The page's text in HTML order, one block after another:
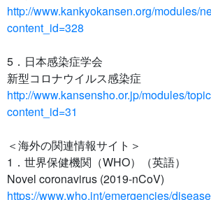
http://www.kankyokansen.org/modules/
content_id=328
5．日本感染症学会
新型コロナウイルス感染症
http://www.kansensho.or.jp/modules/
content_id=31
＜海外の関連情報サイト＞
1．世界保健機関（WHO）（英語）
Novel coronavirus (2019-nCoV)
https://www.who.int/emergencies/